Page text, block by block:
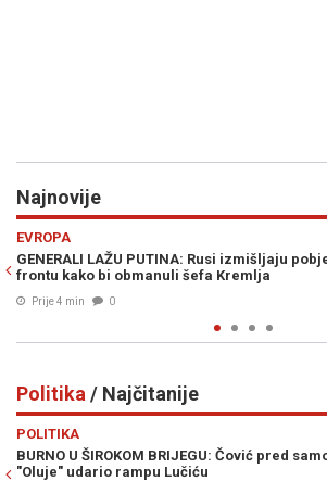
Najnovije
Rusi izmišljaju pobjede na ukrajinskom
Kremlja
Politika / Najčitanije
Čović pred samo obilježavanje